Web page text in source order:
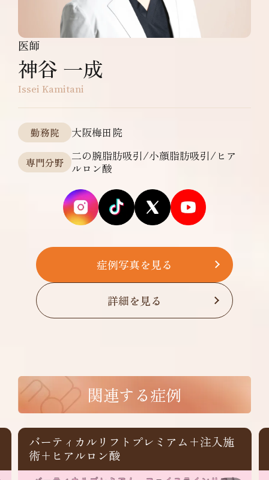
医師
神谷 一成
Issei Kamitani
勤務院 大阪梅田院
専門分野
二の腕脂肪吸引/小顔脂肪吸引/ヒア
ルロン酸
症例写真を見る
詳細を見る
関連する症例
バーティカルリフトプレミアム+注入施
術+ヒアルロン酸